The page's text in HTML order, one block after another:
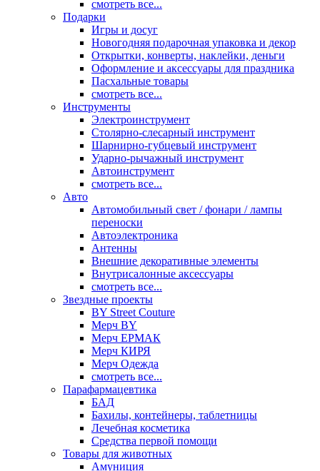
смотреть все...
Подарки
Игры и досуг
Новогодняя подарочная упаковка и декор
Открытки, конверты, наклейки, деньги
Оформление и аксессуары для праздника
Пасхальные товары
смотреть все...
Инструменты
Электроинструмент
Столярно-слесарный инструмент
Шарнирно-губцевый инструмент
Ударно-рычажный инструмент
Автоинструмент
смотреть все...
Авто
Автомобильный свет / фонари / лампы
переноски
Автоэлектроника
Антенны
Внешние декоративные элементы
Внутрисалонные аксессуары
смотреть все...
Звездные проекты
BY Street Couture
Мерч BY
Мерч ЕРМАК
Мерч КИРЯ
Мерч Одежда
смотреть все...
Парафармацевтика
БАД
Бахилы, контейнеры, таблетницы
Лечебная косметика
Средства первой помощи
Товары для животных
Амуниция